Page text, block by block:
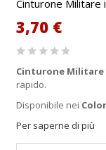
Cinturone Militare
3,70 €
Cinturone Militare
rapido.
Disponibile nei
Per saperne di più